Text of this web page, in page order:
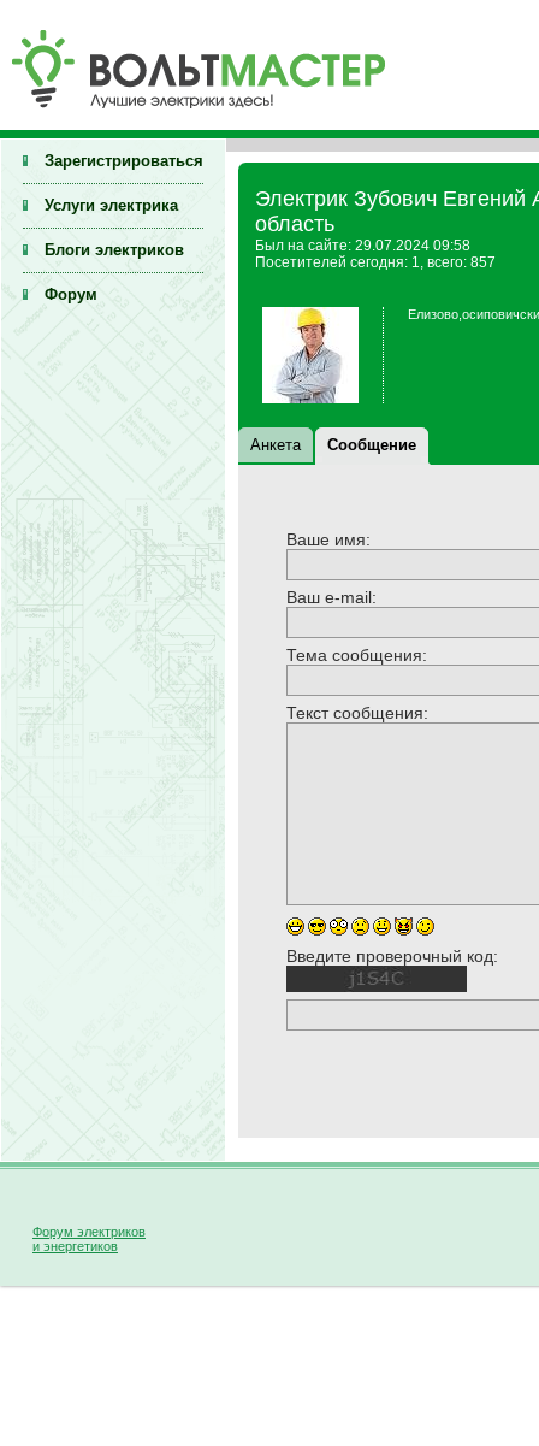
Зарегистрироваться
Услуги электрика
Блоги электриков
Форум
Электрик Зубович
область
Был на сайте: 29.07.2024 09:58
Посетителей сегодня: 1, всего: 857
Анкета Сообщение
Ваше имя:
Ваш e-mail:
Тема сообщения:
Текст сообщения:
Введите проверочный код:
Форум электриков
и энергетиков